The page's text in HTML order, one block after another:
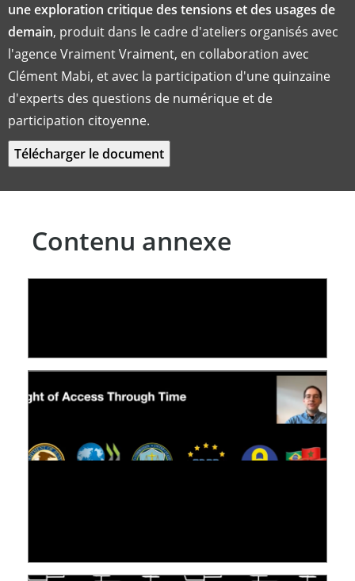
une exploration critique des tensions et des usages de
demain, produit dans le cadre d'ateliers organisés avec
l'agence Vraiment Vraiment, en collaboration avec
Clément Mabi, et avec la participation d'une quinzaine
d'experts des questions de numérique et de
participation citoyenne.
Contenu annexe